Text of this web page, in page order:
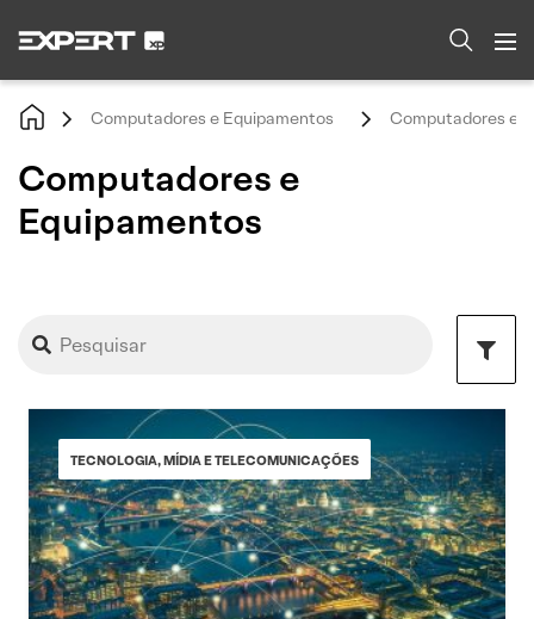
Computadores e Equipamentos Computadores e
Computadores e
Equipamentos
TECNOLOGIA, MÍDIA E TELECOMUNICAÇÕES